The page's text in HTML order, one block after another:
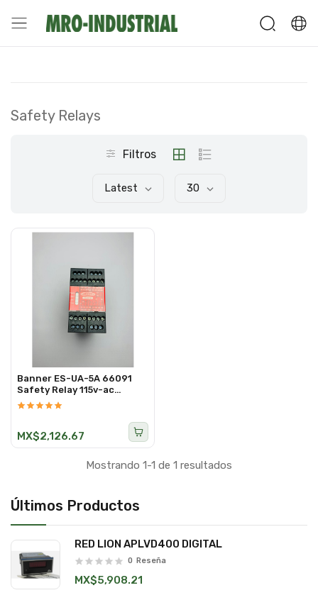
Últimos Productos
RED LION APLVD400 DIGITAL
0 Reseña
MX$5,908.21
Safety Relays
Filtros
Latest 30
Banner ES-UA-5A 66091
Safety Relay 115v-ac
12/24v-dc
MX$2,126.67
Mostrando 1-1 de 1 resultados